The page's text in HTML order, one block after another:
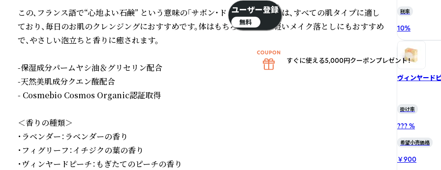
この、フランス語で“心地よい石鹸” という意味の「サボン・ドゥスール・ビオ」は、すべての肌タイプに適し
ており、毎日のお肌のクレンジングにおすすめです。体はもちろん、洗顔や軽いメイク落としにもおすすめ
で、やさしい泡立ちと香りに癒されます。
-保湿成分パームヤシ油＆グリセリン配合
-天然美肌成分クエン酸配合
- Cosmebio Cosmos Organic認証取得
＜香りの種類＞
・ラベンダー：ラベンダーの香り
・フィグリーフ：イチジクの葉の香り
・ヴィンヤードピーチ：もぎたてのピーチの香り
税率
10%
ヴィンヤード
掛け率
??? %
希望小売価格
￥900
ユーザー登録
無料
すぐに使える5,000円クーポンプレゼント！